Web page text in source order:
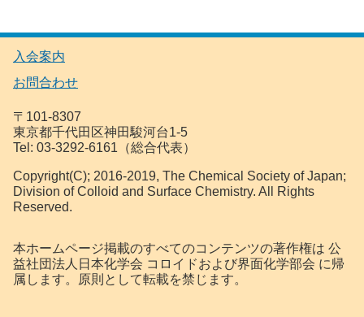
入会案内
お問合わせ
〒101-8307
東京都千代田区神田駿河台1-5
Tel: 03-3292-6161（総合代表）
Copyright(C); 2016-2019, The Chemical Society of Japan;
Division of Colloid and Surface Chemistry. All Rights
Reserved.
本ホームページ掲載のすべてのコンテンツの著作権は 公
益社団法人日本化学会 コロイドおよび界面化学部会 に帰
属します。原則として転載を禁じます。